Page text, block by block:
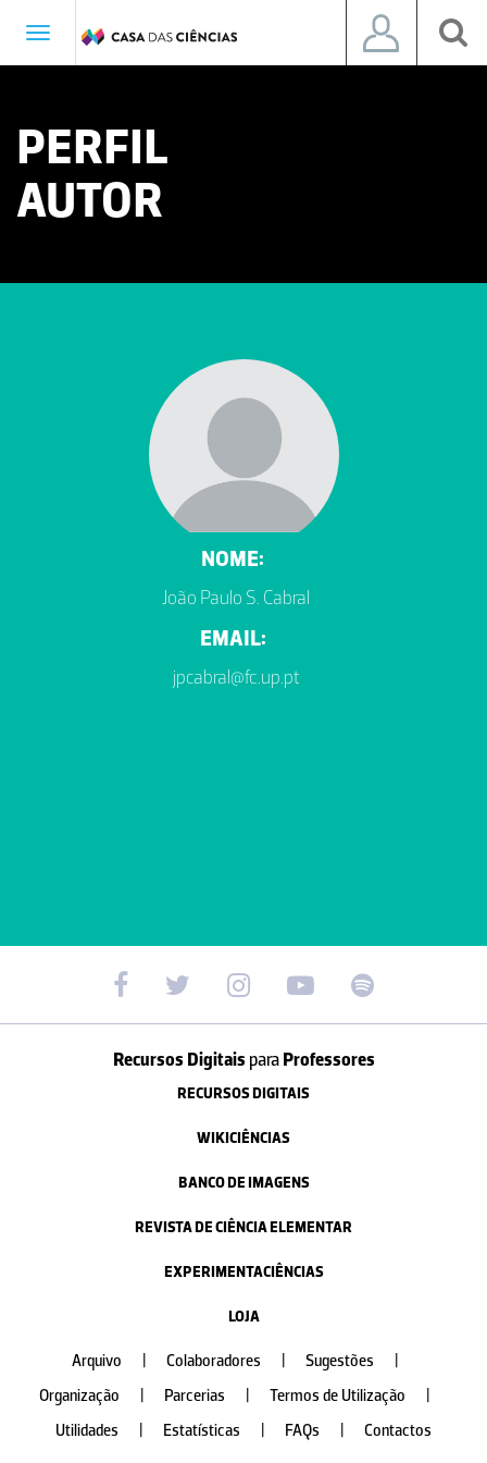
Toggle
PERFIL
AUTOR
NOME:
João Paulo S. Cabral
EMAIL:
jpcabral@fc.up.pt
Recursos Digitais paraProfessores
RECURSOS DIGITAIS
WIKICIÊNCIAS
BANCO DE IMAGENS
REVISTA DE CIÊNCIA ELEMENTAR
EXPERIMENTACIÊNCIAS
LOJA
Arquivo Colaboradores Sugestões
Organização
Parcerias Termos de Utilização
Utilidades
Estatísticas FAQs Contactos